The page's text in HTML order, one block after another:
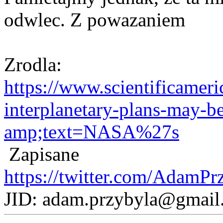
odwlec. Z powazaniem
Zrodla:
https://
interplanetary-plans-may-
amp;text=NASA%27s
Zapisane
https://twitter.com/
JID: